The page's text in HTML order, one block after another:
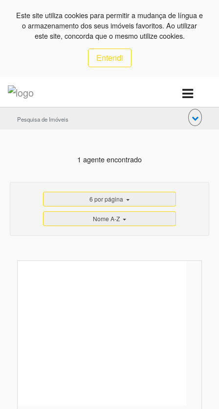
Este site utiliza cookies para permitir a mudança de língua e
o armazenamento dos seus imóveis favoritos. Ao utilizar
este site, concorda que o mesmo utilize cookies.
Entendi
Pesquisa de Imóveis
1 agente encontrado
6 por página
Nome A-Z